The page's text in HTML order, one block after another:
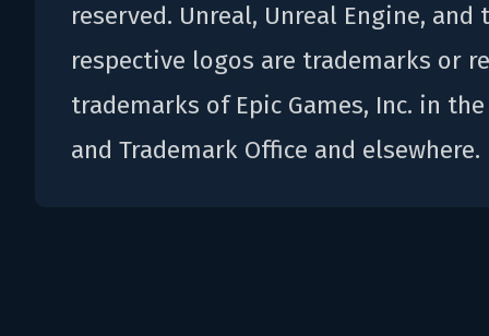
reserved. Unreal, Unreal Engine, and
respective logos are trademarks or
trademarks of Epic Games, Inc. in the
and Trademark Office and elsewhere.